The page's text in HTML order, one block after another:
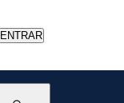
ENTRAR